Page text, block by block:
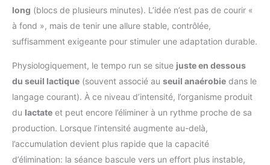
long (blocs de plusieurs minutes). L’idée n’est pas de courir «
à fond », mais de tenir une allure stable, contrôlée,
suffisamment exigeante pour stimuler une adaptation durable.
Physiologiquement, le tempo run se situe juste en dessous
du seuil lactique (souvent associé au seuil anaérobie dans le
langage courant). À ce niveau d’intensité, l’organisme produit
du lactate et peut encore l’éliminer à un rythme proche de sa
production. Lorsque l’intensité augmente au-delà,
l’accumulation devient plus rapide que la capacité
d’élimination: la séance bascule vers un effort plus instable,